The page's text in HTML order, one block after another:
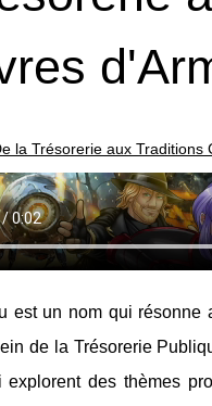
la Trésorerie aux Traditions
est un nom qui
de la Trésorerie
des thèmes